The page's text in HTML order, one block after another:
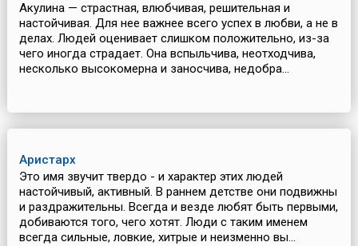
Акулина — страстная, влюбчивая, решительная и
настойчивая. Для нее важнее всего успех в любви, а не в
делах. Людей оценивает слишком положительно, из-за
чего иногда страдает. Она вспыльчива, неотходчива,
несколько высокомерна и заносчива, недобра...
Аристарх
Это имя звучит твердо - и характер этих людей
настойчивый, активный. В раннем детстве они подвижны
и раздражительны. Всегда и везде любят быть первыми,
добиваются того, чего хотят. Люди с таким именем
всегда сильные, ловкие, хитрые и неизменно вы...